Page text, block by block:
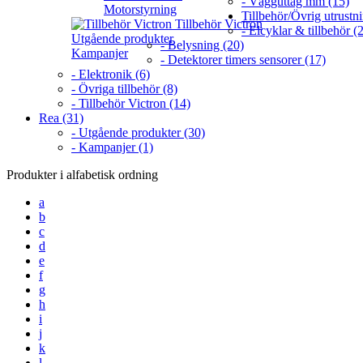
Motorstyrning
Tillbehör Victron
Utgående produkter
Kampanjer
Tillbehör/Övrig
- Elcyklar & tillbehör
- Belysning (20)
- Detektorer timers sensorer (17)
- Elektronik (6)
- Övriga tillbehör (8)
- Tillbehör Victron (14)
Rea (31)
- Utgående produkter (30)
- Kampanjer (1)
Produkter i alfabetisk ordning
a
b
c
d
e
f
g
h
i
j
k